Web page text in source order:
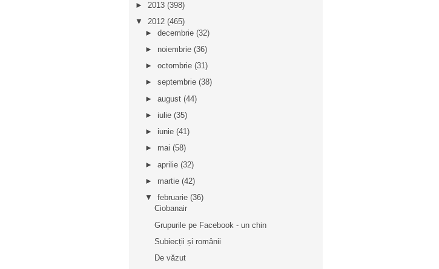
► 2013 (398)
▼ 2012 (465)
► decembrie (32)
► noiembrie (36)
► octombrie (31)
► septembrie (38)
► august (44)
► iulie (35)
► iunie (41)
► mai (58)
► aprilie (32)
► martie (42)
▼ februarie (36)
Ciobanair
Grupurile pe Facebook - un chin
Subiecții și românii
De văzut